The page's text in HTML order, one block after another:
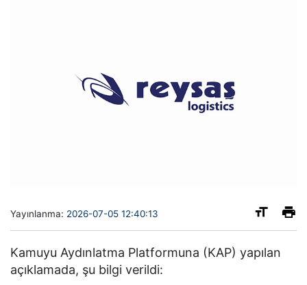
Yayınlanma: 2026-07-05 12:40:13
Kamuyu Aydınlatma Platformuna (KAP) yapılan
açıklamada, şu bilgi verildi: